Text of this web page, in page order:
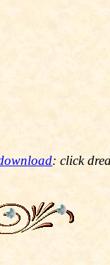
: click